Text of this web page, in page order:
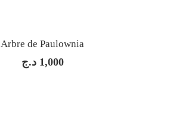
Arbre de Paulownia
1,000 د.ج